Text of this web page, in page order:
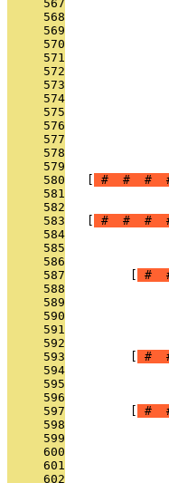
     567
     568
     569
     570
     571
     572
     573
     574
     575
     576
     577
     578
     579
     580
# # #
     581
     582
     583
# # #
     584
     585
     586
     587
#
     588
     589
     590
     591
     592
     593
#
     594
     595
     596
     597
#
     598
     599
     600
     601
     602